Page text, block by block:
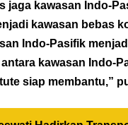
jaga kawasan Indo-
kawasan bebas
Indo-Pasifik
kawasan Indo-
siap membantu,”